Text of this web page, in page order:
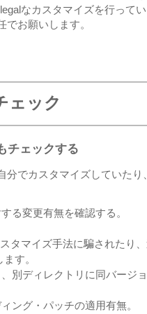
なカスタマイズを行って
お願いします。
ェック
チェックする
分でカスタマイズしていたり
る変更有無を確認する。
タマイズ手法に騙されたり
す。
別ディレクトリに同バージ
ング・パッチの適用有無。